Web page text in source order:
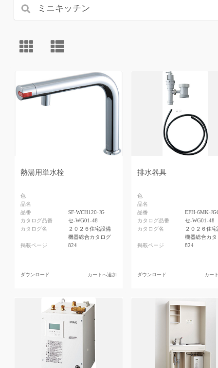
熱湯用単水栓
色
品名
品番
SF-WCH120-JG
カタログ品番
セ-WG01-48
カタログ名
２０２６住宅設備
機器総合カタログ
掲載ページ
824
ダウンロード カートへ追加
排水器具
色
品名
品番
EFH-6MK-
カタログ品番
セ-WG01-48
カタログ名
２０２６住
機器総合カ
掲載ページ
824
ダウンロード カー